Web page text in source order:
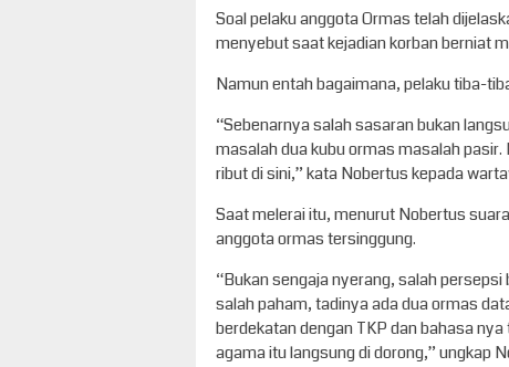
Soal pelaku anggota Ormas telah
menyebut saat kejadian korban berniat
Namun entah bagaimana, pelaku tiba-
“Sebenarnya salah sasaran bukan
masalah dua kubu ormas masalah
ribut di sini,” kata Nobertus kepada
Saat melerai itu, menurut Nobertus
anggota ormas tersinggung.
“Bukan sengaja nyerang, salah
salah paham, tadinya ada dua ormas
berdekatan dengan TKP dan bahasa
agama itu langsung di dorong,” ungkap